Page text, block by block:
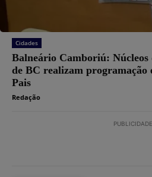
Cidades
Balneário Camboriú:
de BC realizam programação
Pais
Redação
PUBLICIDADE